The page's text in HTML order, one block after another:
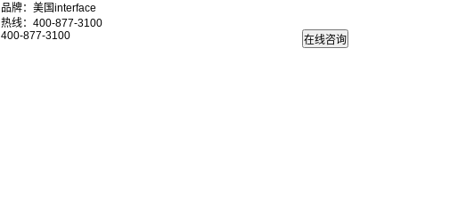
品牌：美国interface
热线：400-877-3100
400-877-3100